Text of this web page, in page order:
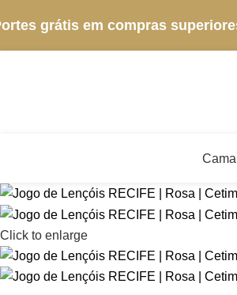
grátis em compras
Cama
Click to enlarge